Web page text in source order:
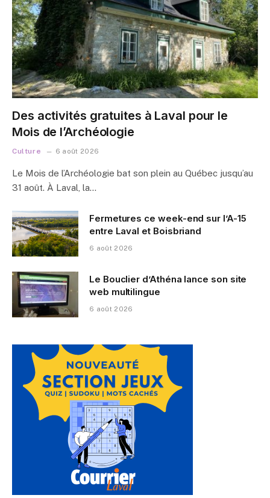
Des activités gratuites à Laval pour le
Mois de l’Archéologie
Culture 6 août 2026
Le Mois de l’Archéologie bat son plein au Québec jusqu’au
31 août. À Laval, la…
Fermetures ce week-end sur l’A-15
entre Laval et Boisbriand
6 août 2026
Le Bouclier d’Athéna lance son site
web multilingue
6 août 2026